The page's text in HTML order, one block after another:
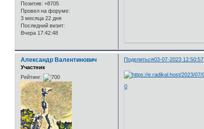
Позитив: +8705
Провел на форуме:
3 месяца 22 дня
Последний визит:
Вчера 17:42:48
Поделиться03-07-2023 12:50:57
Александр Валентинович
Участник
Рейтинг:
0